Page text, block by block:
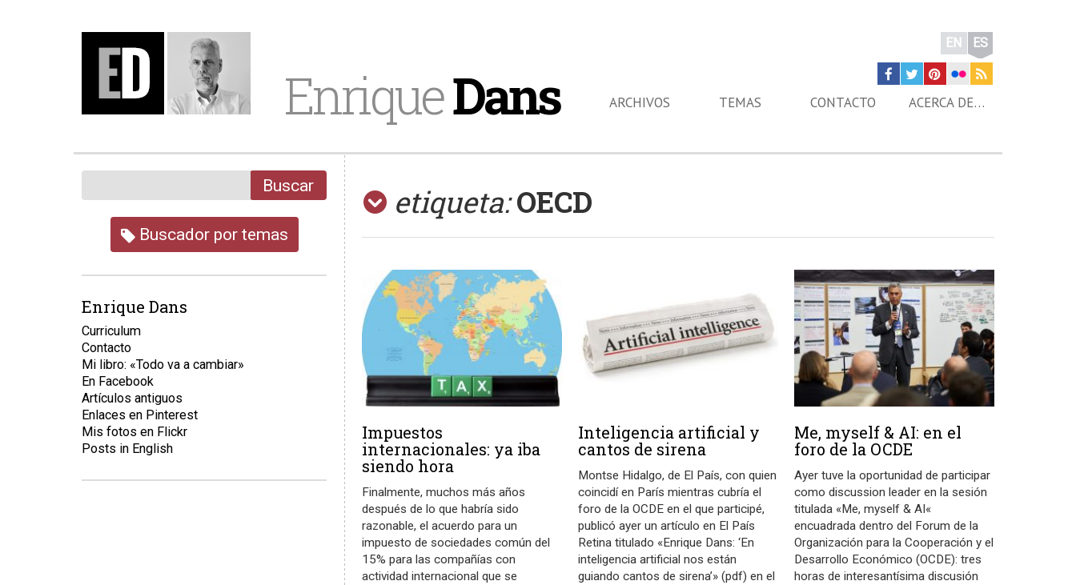
EnriqueDans
EN ES
ARCHIVOS TEMAS CONTACTO ACERCA DE…
etiqueta: OECD
Impuestos
internacionales: ya iba
siendo hora
Finalmente, muchos más años
después de lo que habría sido
razonable, el acuerdo para un
impuesto de sociedades común del
15% para las compañías con
actividad internacional que se
Inteligencia artificial y
cantos de sirena
Montse Hidalgo, de El País, con quien
coincidí en París mientras cubría el
foro de la OCDE en el que participé,
publicó ayer un artículo en El País
Retina titulado «Enrique Dans: ‘En
inteligencia artificial nos están
guiando cantos de sirena’» (pdf) en el
Me, myself & AI: en el
foro de la OCDE
Ayer tuve la oportunidad de participar
como discussion leader en la sesión
titulada «Me, myself & AI«
encuadrada dentro del Forum de la
Organización para la Cooperación y el
Desarrollo Económico (OCDE): tres
horas de interesantísima discusión
Buscar
Buscador por temas
Enrique Dans
Curriculum
Contacto
Mi libro: «Todo va a cambiar»
En Facebook
Artículos antiguos
Enlaces en Pinterest
Mis fotos en Flickr
Posts in English